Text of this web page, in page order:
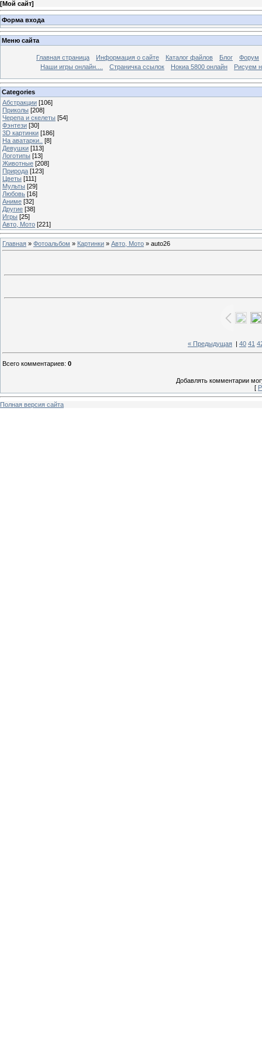
[Мой сайт]
Форма входа
Меню сайта
Главная страница Информация о сайте Каталог файлов Блог
Форум
Наши игры онлайн....
Страничка ссылок Нокиа 5800 онлайн Рисуем
Categories
Абстракции [106]
Приколы [208]
Черепа и скелеты [54]
Фэнтези [30]
3D картинки [186]
На аватарки..
[8]
Девушки [113]
Логотипы [13]
Животные [208]
Природа [123]
Цветы [111]
Мульты [29]
Любовь [16]
Аниме [32]
Другие [38]
Игры [25]
Авто, Мото [221]
Главная » Фотоальбом » Картинки » Авто, Мото » auto26
« Предыдущая 40 41
Всего комментариев: 0
Добавлять комментарии
[
Полная версия сайта